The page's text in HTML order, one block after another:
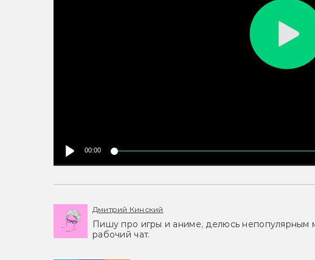
00:00
Дмитрий Кинский
Пишу про игры и аниме, делюсь
рабочий чат.